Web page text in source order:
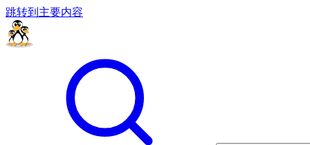
跳转到主要内容